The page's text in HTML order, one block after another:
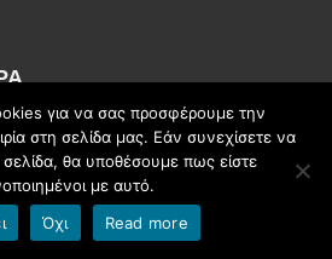
Σχολείου Άρτας 2026
Χρήστου Δήμου σε διαγωνισμό
και Μουσικής – Σάββατο 25
για να σας προσφέρουμε την
στη σελίδα μας. Εάν συνεχίσετε να
σελίδα, θα υποθέσουμε πως είστε
με αυτό.
Όχι Read more